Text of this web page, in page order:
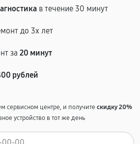
в течение 30 минут
до 3х лет
за 20 минут
рублей
сервисном центре, и получитескидку 20%
устройство в тот же день